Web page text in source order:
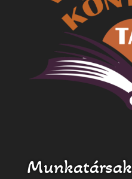
Munkatársak